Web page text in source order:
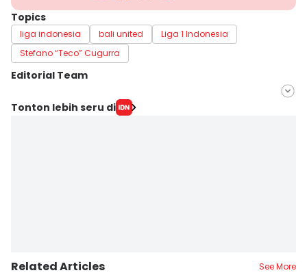
Topics
liga indonesia bali united
Liga 1 Indonesia
Stefano “Teco” Cugurra
Editorial Team
Editor
Tonton lebih seru di
Related Articles See More